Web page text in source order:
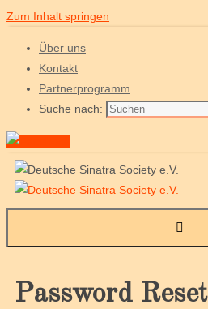
Zum Inhalt springen
Über uns
Kontakt
Partnerprogramm
Suche nach:
Password Reset